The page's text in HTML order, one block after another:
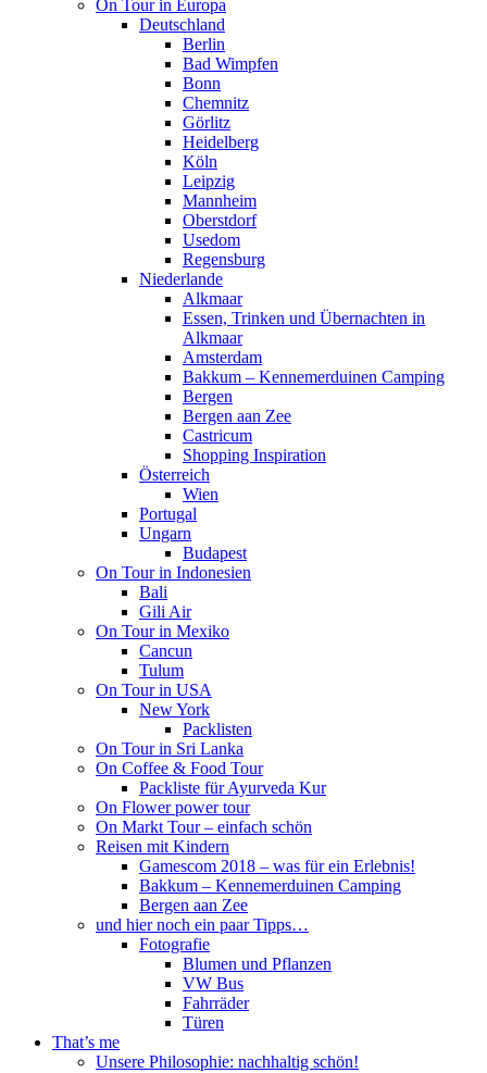
On Tour in Europa
Deutschland
Berlin
Bad Wimpfen
Bonn
Chemnitz
Görlitz
Heidelberg
Köln
Leipzig
Mannheim
Oberstdorf
Usedom
Regensburg
Niederlande
Alkmaar
Essen, Trinken und Übernachten in
Alkmaar
Amsterdam
Bakkum – Kennemerduinen Camping
Bergen
Bergen aan Zee
Castricum
Shopping Inspiration
Österreich
Wien
Portugal
Ungarn
Budapest
On Tour in Indonesien
Bali
Gili Air
On Tour in Mexiko
Cancun
Tulum
On Tour in USA
New York
Packlisten
On Tour in Sri Lanka
On Coffee & Food Tour
Packliste für Ayurveda Kur
On Flower power tour
On Markt Tour – einfach schön
Reisen mit Kindern
Gamescom 2018 – was für ein Erlebnis!
Bakkum – Kennemerduinen Camping
Bergen aan Zee
und hier noch ein paar Tipps…
Fotografie
Blumen und Pflanzen
VW Bus
Fahrräder
Türen
That’s me
Unsere Philosophie: nachhaltig schön!